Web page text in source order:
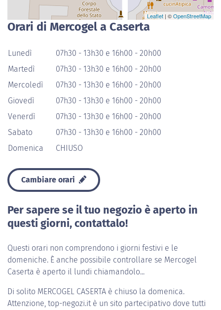
Leaflet | ©OpenStreetMap
Orari di Mercogel a Caserta
Lunedì
07h30 - 13h30 e 16h00 - 20h00
Martedì
07h30 - 13h30 e 16h00 - 20h00
Mercoledì
07h30 - 13h30 e 16h00 - 20h00
Giovedì
07h30 - 13h30 e 16h00 - 20h00
Venerdì
07h30 - 13h30 e 16h00 - 20h00
Sabato
07h30 - 13h30 e 16h00 - 20h00
Domenica
CHIUSO
Cambiare orari
Per sapere se il tuo negozio è aperto in
questi giorni, contattalo!
Questi orari non comprendono i giorni festivi e le
domeniche. È anche possibile controllare se Mercogel
Caserta è aperto il lundi chiamandolo...
Di solito MERCOGEL CASERTA è chiuso la domenica.
Attenzione, top-negozi.it è un sito partecipativo dove tutti